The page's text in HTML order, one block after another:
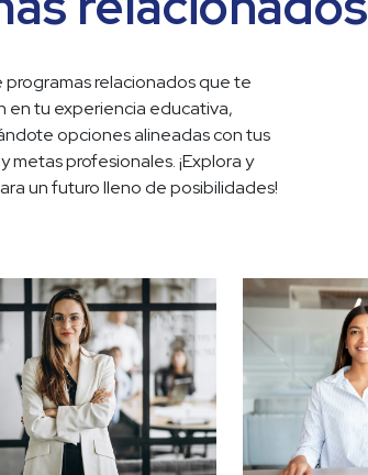
programas relacionados que te
en tu experiencia educativa,
opciones alineadas con tus
metas profesionales. ¡Explora y
un futuro lleno de posibilidades!